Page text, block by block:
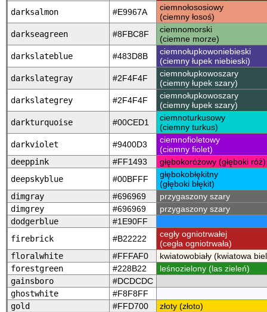
darksalmon
#E9967A
ciemnołososiowy
(ciemny łosoś)
darkseagreen
#8FBC8F
ciemnomorski
(ciemne morze)
darkslateblue
#483D8B
ciemnołupkowoniebieski
(ciemny łupek niebieski)
darkslategray
#2F4F4F
ciemnołupkowoszary
(ciemny łupek szary)
darkslategrey
#2F4F4F
ciemnołupkowoszary
(ciemny łupek szary)
darkturquoise
#00CED1
ciemnoturkusowy
(ciemny turkus)
darkviolet
#9400D3
ciemnofioletowy
(ciemny fiolet)
deeppink
#FF1493
głębokoróżowy (głęboki róż)
deepskyblue
#00BFFF
głębokobłękitny
(głęboki błękit)
dimgray
#696969
przygaszony szary
dimgrey
#696969
przygaszony szary
dodgerblue
#1E90FF
firebrick
#B22222
cegły ogniotrwałej
(cegła ogniotrwała)
floralwhite
#FFFAF0
kwiatowobiały (kwiatowa
forestgreen
#228B22
leśnozielony (las zieleń)
gainsboro
#DCDCDC
ghostwhite
#F8F8FF
gold
#FFD700
złoty (złoto)